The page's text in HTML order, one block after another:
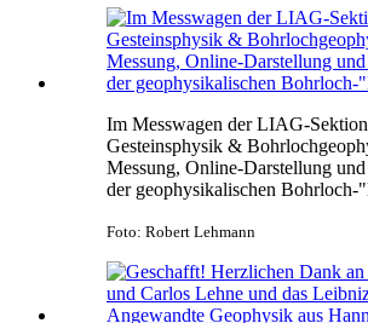
Im Messwagen der LIAG-Sektion
Gesteinsphysik &
Messung, Online-Darstellung
der geophysikalischen Bohrloch-
Foto: Robert Lehmann